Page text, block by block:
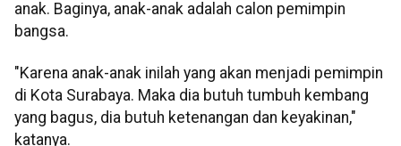
anak. Baginya, anak-anak adalah calon pemimpin
bangsa.
"Karena anak-anak inilah yang akan menjadi pemimpin
di Kota Surabaya. Maka dia butuh tumbuh kembang
yang bagus, dia butuh ketenangan dan keyakinan,"
katanya.